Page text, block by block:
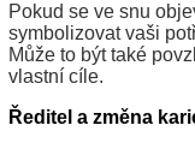
Pokud se ve snu
symbolizovat vaši
Může to být také
vlastní cíle.
Ředitel a změna